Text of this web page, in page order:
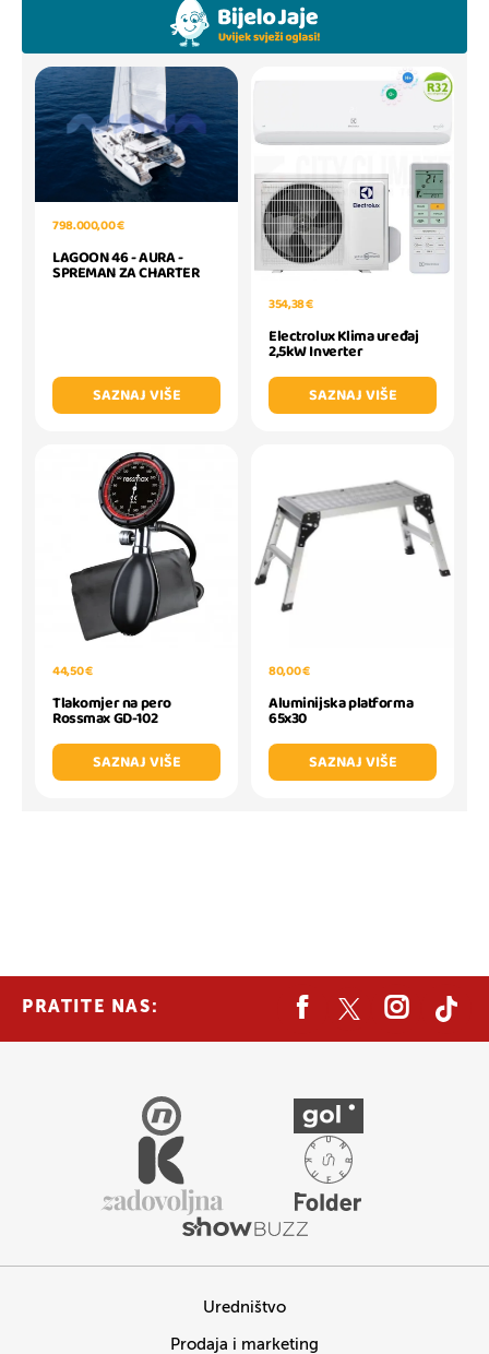
798.000,00 €
LAGOON 46 - AURA -
SPREMAN ZA CHARTER
SAZNAJ VIŠE
354,38 €
Electrolux Klima uređaj
2,5kW Inverter
SAZNAJ VIŠE
44,50 €
Tlakomjer na pero
Rossmax GD-102
SAZNAJ VIŠE
80,00 €
Aluminijska platforma
65x30
SAZNAJ VIŠE
PRATITE NAS:
Uredništvo
Prodaja i marketing